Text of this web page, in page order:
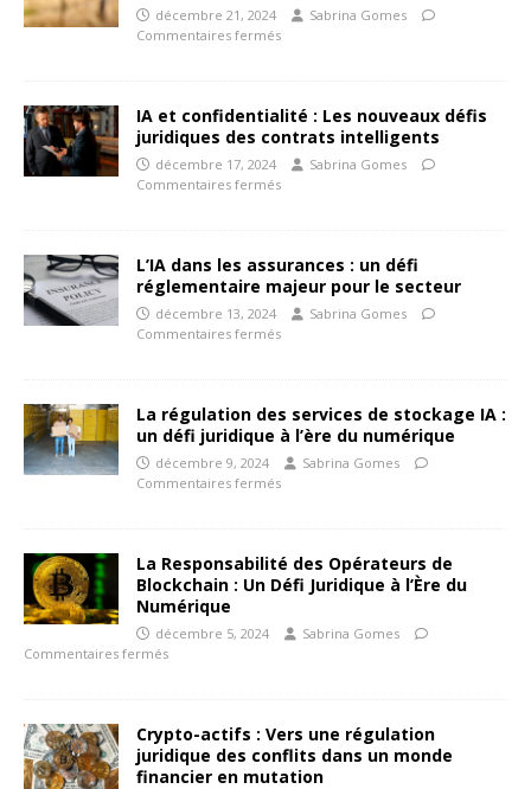
décembre 21, 2024
Sabrina Gomes
Commentaires fermés
IA et confidentialité : Les nouveaux défis
juridiques des contrats intelligents
décembre 17, 2024
Sabrina Gomes
Commentaires fermés
L’IA dans les assurances : un défi
réglementaire majeur pour le secteur
décembre 13, 2024
Sabrina Gomes
Commentaires fermés
La régulation des services de stockage IA :
un défi juridique à l’ère du numérique
décembre 9, 2024
Sabrina Gomes
Commentaires fermés
La Responsabilité des Opérateurs de
Blockchain : Un Défi Juridique à l’Ère du
Numérique
décembre 5, 2024
Sabrina Gomes
Commentaires fermés
Crypto-actifs : Vers une régulation
juridique des conflits dans un monde
financier en mutation